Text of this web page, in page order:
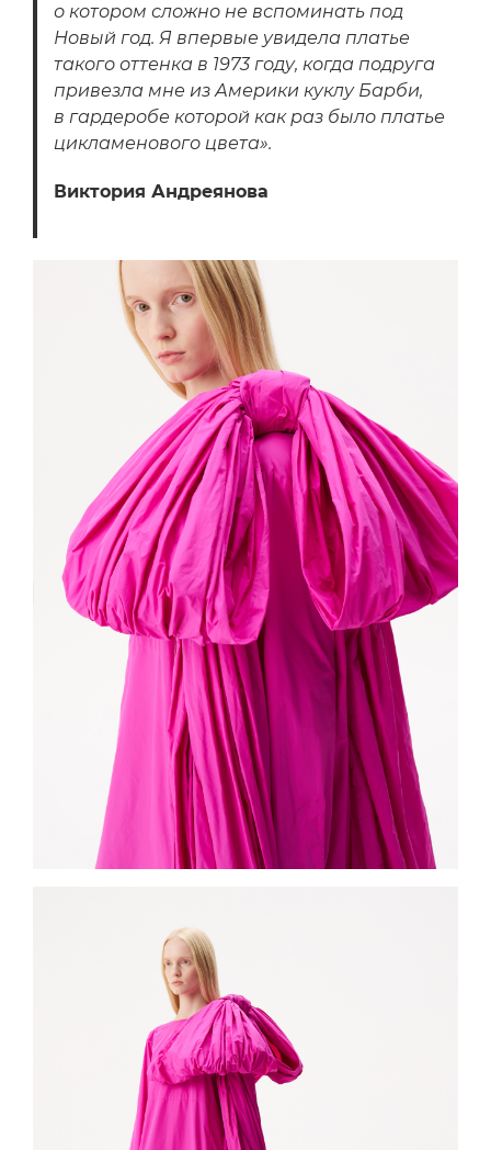
о котором сложно не вспоминать под
Новый год. Я впервые увидела платье
такого оттенка в 1973 году, когда подруга
привезла мне из Америки куклу Барби,
в гардеробе которой как раз было платье
цикламенового цвета».
Виктория Андреянова